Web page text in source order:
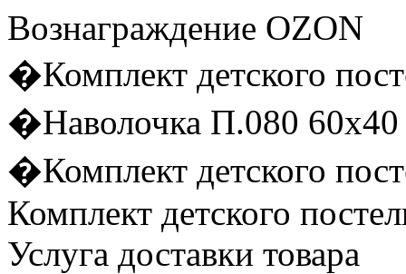
Вознаграждение OZON
�Комплект детского
�Наволочка П.080
�Комплект детского
Комплект детского
Услуга доставки товара